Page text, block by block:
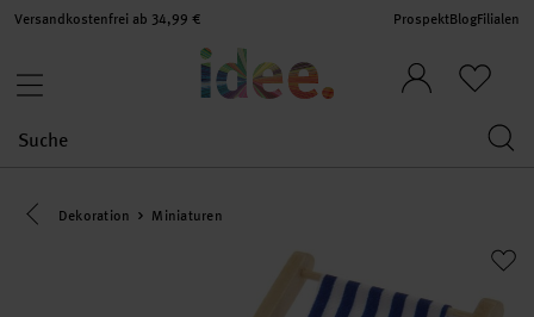
Versandkostenfrei ab 34,99 € ProspektBlogFilialen
Eine Kategorie zurück navigieren
Dekoration Miniaturen